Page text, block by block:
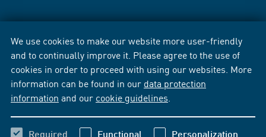
We use cookies to make our website more user-friendly
and to continually improve it. Please agree to the use of
cookies in order to proceed with using our websites. More
information can be found in our data protection
information and our cookie guidelines
Required Functional Personalization